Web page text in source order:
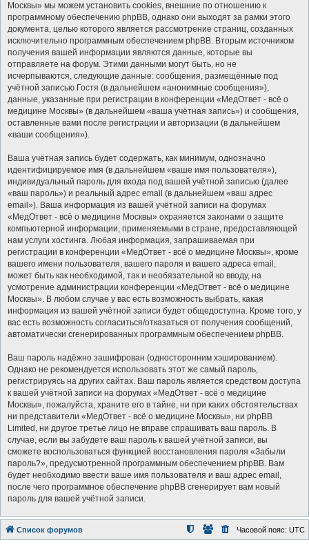
Москвы» мы можем установить cookies, внешние по отношению к
программному обеспечению phpBB, однако они выходят за рамки этого
документа, целью которого является рассмотрение страниц, созданных
исключительно программным обеспечением phpBB. Вторым источником
получения вашей информации являются данные, которые вы
отправляете на форум. Этими данными могут быть, но не
исчерпываются, следующие данные: сообщения, размещённые под
учётной записью Гостя (в дальнейшем «анонимные сообщения»),
данные, указанные при регистрации в конференции «МедОтвет - всё о
медицине Москвы» (в дальнейшем «ваша учётная запись») и сообщения,
оставленные вами после регистрации и авторизации (в дальнейшем
«ваши сообщения»).
Ваша учётная запись будет содержать, как минимум, однозначно
идентифицируемое имя (в дальнейшем «ваше имя пользователя»),
индивидуальный пароль для входа под вашей учётной записью (далее
«ваш пароль») и реальный адрес email (в дальнейшем «ваш адрес
email»). Ваша информация из вашей учётной записи на форумах
«МедОтвет - всё о медицине Москвы» охраняется законами о защите
компьютерной информации, применяемыми в стране, предоставляющей
нам услуги хостинга. Любая информация, запрашиваемая при
регистрации в конференции «МедОтвет - всё о медицине Москвы», кроме
вашего имени пользователя, вашего пароля и вашего адреса email,
может быть как необходимой, так и необязательной ко вводу, на
усмотрение администрации конференции «МедОтвет - всё о медицине
Москвы». В любом случае у вас есть возможность выбрать, какая
информация из вашей учётной записи будет общедоступна. Кроме того, у
вас есть возможность согласиться/отказаться от получения сообщений,
автоматически сгенерированных программным обеспечением phpBB.
Ваш пароль надёжно зашифрован (односторонним хэшированием).
Однако не рекомендуется использовать этот же самый пароль,
регистрируясь на других сайтах. Ваш пароль является средством доступа
к вашей учётной записи на форумах «МедОтвет - всё о медицине
Москвы», пожалуйста, храните его в тайне, ни при каких обстоятельствах
ни представители «МедОтвет - всё о медицине Москвы», ни phpBB
Limited, ни другое третье лицо не вправе спрашивать ваш пароль. В
случае, если вы забудете ваш пароль к вашей учётной записи, вы
сможете воспользоваться функцией восстановления пароля «Забыли
пароль?», предусмотренной программным обеспечением phpBB. Вам
будет необходимо ввести ваше имя пользователя и ваш адрес email,
после чего программное обеспечение phpBB сгенерирует вам новый
пароль для вашей учётной записи.
Список форумов Часовой пояс: UTC